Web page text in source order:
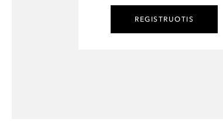
REGISTRUOTIS